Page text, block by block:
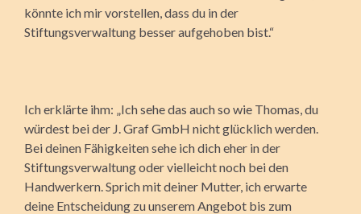
könnte ich mir vorstellen, dass du in der
Stiftungsverwaltung besser aufgehoben bist.“
Ich erklärte ihm: „Ich sehe das auch so wie Thomas, du
würdest bei der J. Graf GmbH nicht glücklich werden.
Bei deinen Fähigkeiten sehe ich dich eher in der
Stiftungsverwaltung oder vielleicht noch bei den
Handwerkern. Sprich mit deiner Mutter, ich erwarte
deine Entscheidung zu unserem Angebot bis zum